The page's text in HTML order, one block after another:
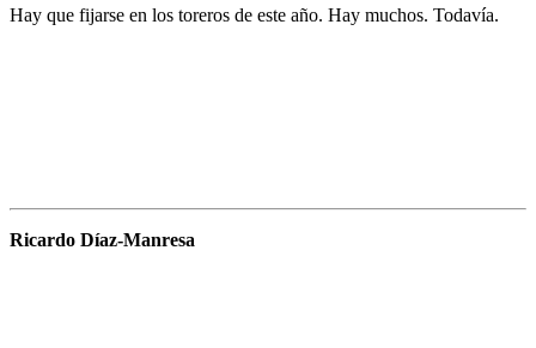
Hay que fijarse en los toreros de este año. Hay muchos. Todavía.
Ricardo Díaz-Manresa